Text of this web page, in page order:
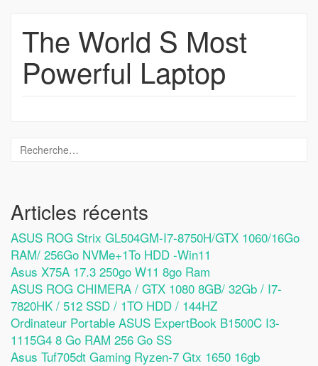
The World S Most
Powerful Laptop
Articles récents
ASUS ROG Strix GL504GM-I7-8750H/GTX 1060/16Go
RAM/ 256Go NVMe+1To HDD -Win11
Asus X75A 17.3 250go W11 8go Ram
ASUS ROG CHIMERA / GTX 1080 8GB/ 32Gb / I7-
7820HK / 512 SSD / 1TO HDD / 144HZ
Ordinateur Portable ASUS ExpertBook B1500C I3-
1115G4 8 Go RAM 256 Go SS
Asus Tuf705dt Gaming Ryzen-7 Gtx 1650 16gb